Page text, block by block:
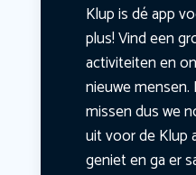
Klup is dé app
plus! Vind een
activiteiten en
nieuwe
missen dus we
uit voor de Klup
geniet en ga er